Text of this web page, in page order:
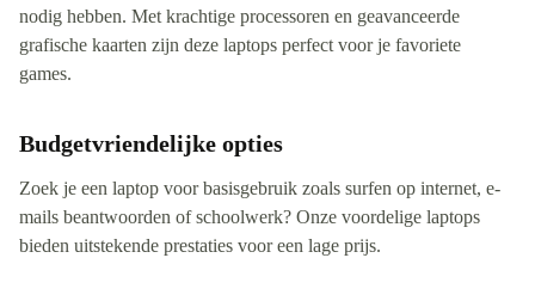
nodig hebben. Met krachtige processoren en geavanceerde
grafische kaarten zijn deze laptops perfect voor je favoriete
games.
Budgetvriendelijke opties
Zoek je een laptop voor basisgebruik zoals surfen op internet, e-
mails beantwoorden of schoolwerk? Onze voordelige laptops
bieden uitstekende prestaties voor een lage prijs.